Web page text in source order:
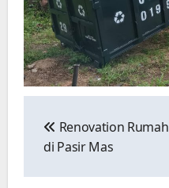
navigation
Renovation Rumah
di Pasir Mas